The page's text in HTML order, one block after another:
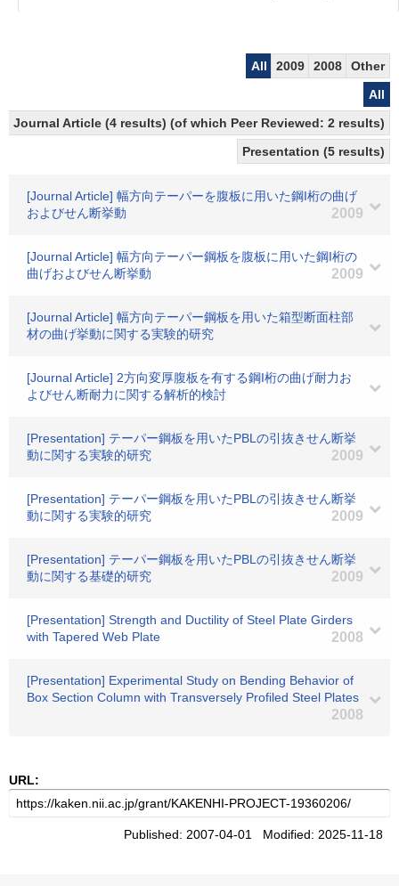
All 2009 2008
Other
All
Journal Article (4 results) (of which Peer Reviewed: 2 results)
Presentation (5 results)
[Journal Article] 幅方向テーパーを腹板に用いた鋼I桁の曲げ
およびせん断挙動
2009
[Journal Article] 幅方向テーパー鋼板を腹板に用いた鋼I桁の
曲げおよびせん断挙動
2009
[Journal Article] 幅方向テーパー鋼板を用いた箱型断面柱部
材の曲げ挙動に関する実験的研究
[Journal Article] 2方向変厚腹板を有する鋼I桁の曲げ耐力お
よびせん断耐力に関する解析的検討
[Presentation] テーパー鋼板を用いたPBLの引抜きせん断挙
動に関する実験的研究
2009
[Presentation] テーパー鋼板を用いたPBLの引抜きせん断挙
動に関する実験的研究
2009
[Presentation] テーパー鋼板を用いたPBLの引抜きせん断挙
動に関する基礎的研究
2009
[Presentation] Strength and Ductility of Steel Plate Girders
with Tapered Web Plate
2008
[Presentation] Experimental Study on Bending Behavior of
Box Section Column with Transversely Profiled Steel Plates
2008
URL:
Published: 2007-04-01 Modified: 2025-11-18